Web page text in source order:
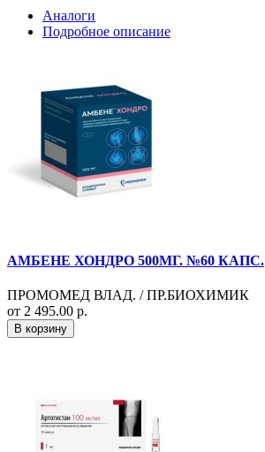
Аналоги
Подробное описание
АМБЕНЕ ХОНДРО 500МГ. №60 КАПС.
ПРОМОМЕД ВЛАД. / ПР.БИОХИМИК
от 2 495.00 р.
В корзину